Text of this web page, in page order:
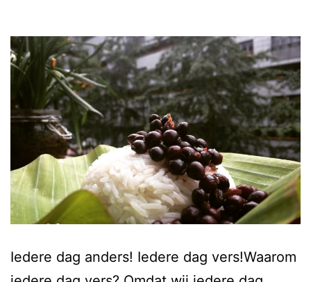
Iedere dag anders! Iedere dag vers!Waarom